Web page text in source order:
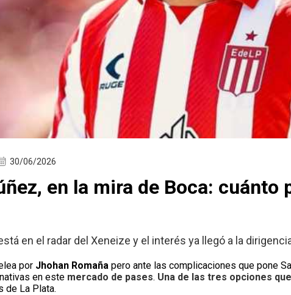
30/06/2026
en la mira de Boca: cuánto
en el radar del Xeneize y el interés ya llegó a la
por Jhohan Romaña pero ante las complicaciones que pone
en este mercado de pases. Una de las tres opciones
de La Plata.